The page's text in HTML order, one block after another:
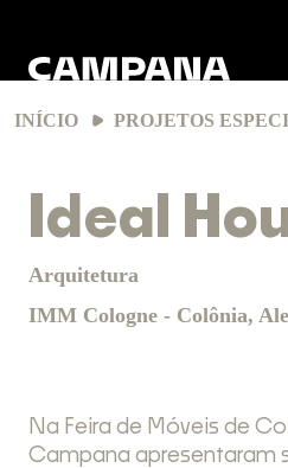
INÍCIO PROJETOS
Ideal
Arquitetura
IMM Cologne - Colônia,
Na Feira de Móveis de
Campana apresentaram